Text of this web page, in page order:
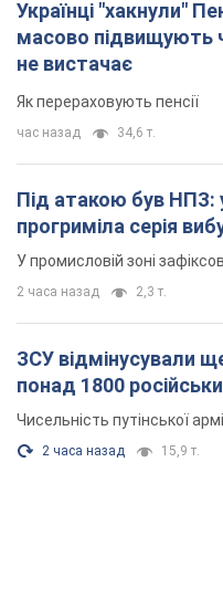
Українці "хакнули"
масово підвищують
не вистачає
Як перераховують пенсії
час назад 34,6 т.
Під атакою був НПЗ:
прогриміла серія
У промисловій зоні
2 часа назад 2,3 т.
ЗСУ відмінусували
понад 1800
Чисельність путінської
2 часа назад 15,9 т.